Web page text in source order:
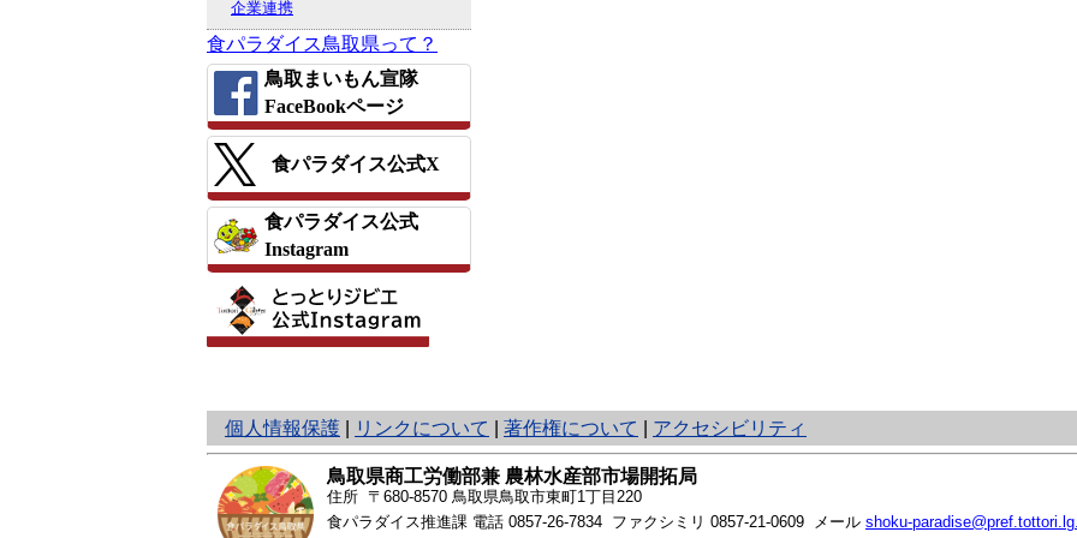
企業連携
食パラダイス鳥取県って？
鳥取まいもん宣隊
FaceBookページ
食パラダイス公式X
食パラダイス公式
Instagram
個人情報保護
と
り
ネ
ッ
ト
リンクについて 著作権について アクセシビリティ
鳥取県商工労働部兼 農林水産部市場開拓局
住所 〒680-8570 鳥取県鳥取市東町1丁目220
食パラダイス推進課 電話 0857-26-7834 ファクシミリ 0857-21-0609 メール shoku-